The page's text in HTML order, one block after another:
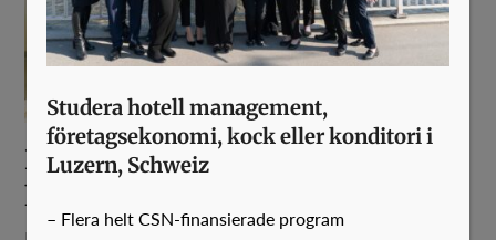
Internationell
konditorutbildning – kandidat
Studera hotell management,
företagsekonomi, kock eller konditori i
Luzern, Schweiz
– Flera helt CSN-finansierade program